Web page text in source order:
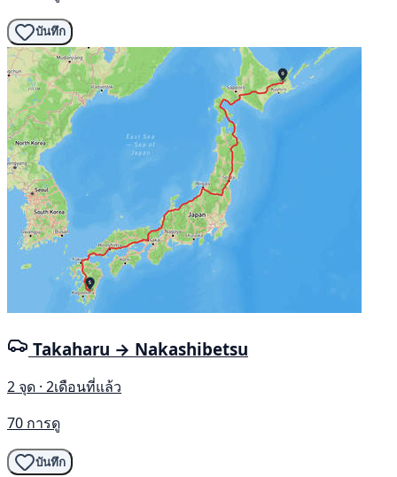
บันทึก
Takaharu → Nakashibetsu
2 จุด · 2เดือนที่แล้ว
70 การดู
บันทึก